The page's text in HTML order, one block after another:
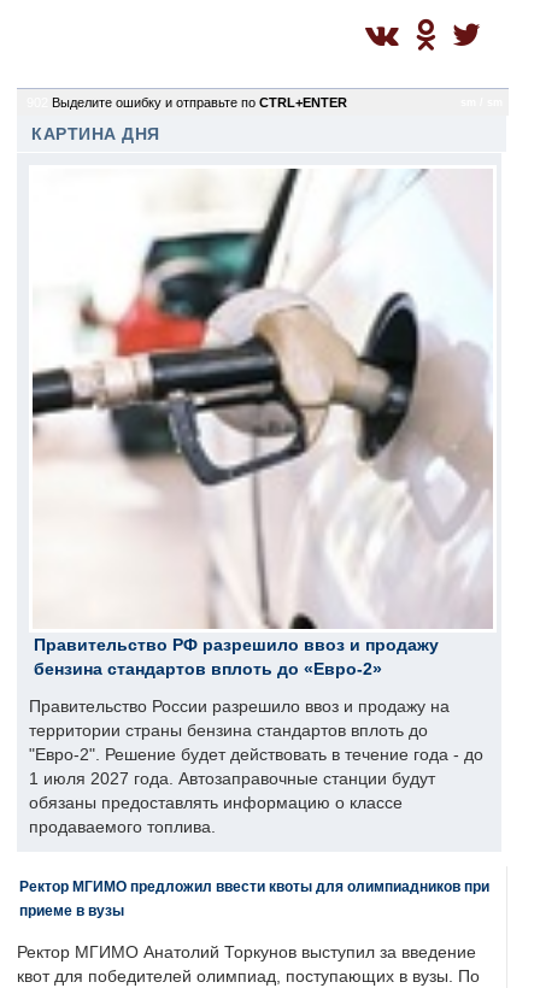
Выделите ошибку и отправьте по CTRL+ENTER
КАРТИНА ДНЯ
Правительство РФ разрешило ввоз и продажу
бензина стандартов вплоть до «Евро-2»
Правительство России разрешило ввоз и продажу на
территории страны бензина стандартов вплоть до
"Евро-2". Решение будет действовать в течение года - до
1 июля 2027 года. Автозаправочные станции будут
обязаны предоставлять информацию о классе
продаваемого топлива.
Ректор МГИМО предложил ввести квоты для олимпиадников при
приеме в вузы
Ректор МГИМО Анатолий Торкунов выступил за введение
квот для победителей олимпиад, поступающих в вузы. По